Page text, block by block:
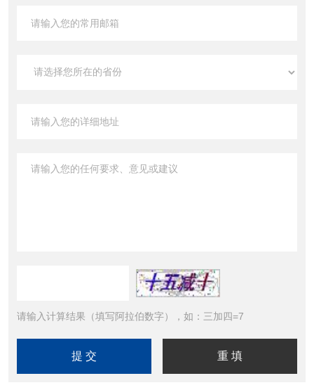
请输入计算结果（填写阿拉伯数字），如：三加四=7